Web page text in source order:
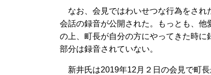
なお、会見ではわいせつな行為をされ
会話の録音が公開された。もっとも、他
の上、町長が自分の方にやってきた時に
部分は録音されていない。
新井氏は2019年12月２日の会見で町